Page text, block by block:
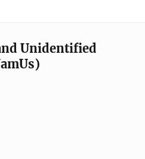
Unidentified